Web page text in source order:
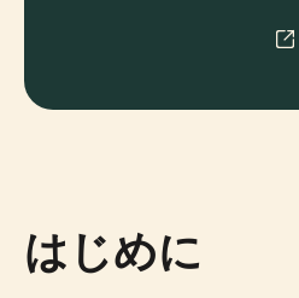
はじめに